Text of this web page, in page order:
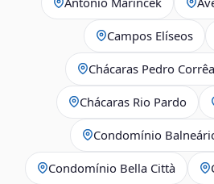
Campos Elíseos
Chácaras Pedro
Chácaras Rio Pardo
Condomínio
Condomínio Bella Città